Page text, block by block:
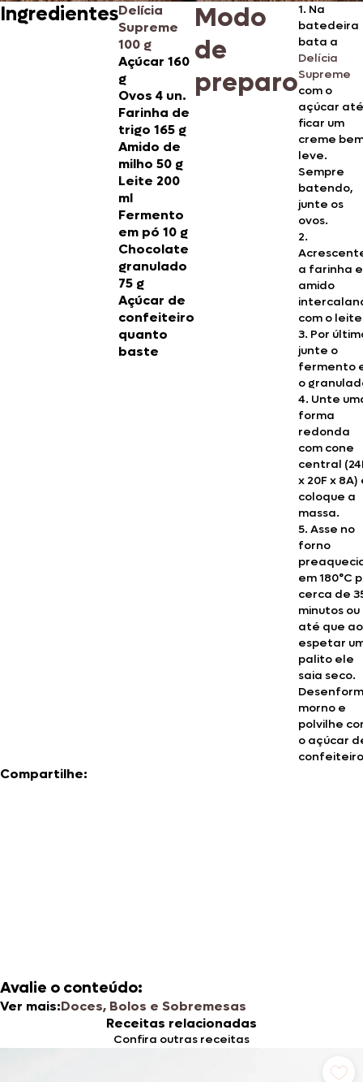
IngredientesDelícia
Supreme
100 g
Açúcar 160
g
Ovos 4 un.
Farinha de
trigo 165 g
Amido de
milho 50 g
Leite 200
ml
Fermento
em pó 10 g
Chocolate
granulado
75 g
Açúcar de
confeiteiro
quanto
baste
Modo
de
preparo
1. Na
batedeira
bata a
Delícia
Supreme
com o
açúcar até
ficar um
creme
leve.
Sempre
batendo,
junte os
ovos.
2.
a farinha
amido
com o
3. Por
junte o
fermento
o
4. Unte
forma
redonda
com cone
central
x 20F x 8A)
coloque a
massa.
5. Asse no
forno
em 180°C
cerca de
minutos ou
até que ao
espetar
palito ele
saia seco.
morno e
polvilhe
o açúcar
Compartilhe:
Avalie o conteúdo:
Ver mais:Doces, Bolos e Sobremesas
Receitas relacionadas
Confira outras receitas